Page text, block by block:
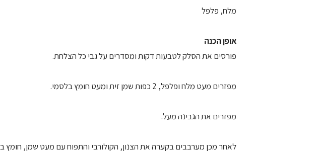
מלח, פלפל
אופן הכנה
פורסים את הסלק לטבעות דקות ומסדרים על גבי כל הצלחת.
מפזרים מעט מלח ופלפל, 2 כפות שמן זית ומעט חומץ בלסמי.
מפזרים את הגבינה מעל.
לאחר מכן מערבבים בקערה את הצנון, הקולורבי והתפוח עם מעט שמן, חומץ